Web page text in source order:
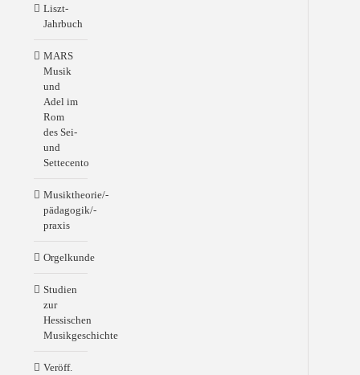
Liszt-
Jahrbuch
MARS
Musik
und
Adel im
Rom
des Sei-
und
Settecento
Musiktheorie/-
pädagogik/-
praxis
Orgelkunde
Studien
zur
Hessischen
Musikgeschichte
Veröff.